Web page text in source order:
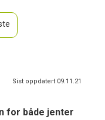
Sist oppdatert 09.11.21
for både jenter